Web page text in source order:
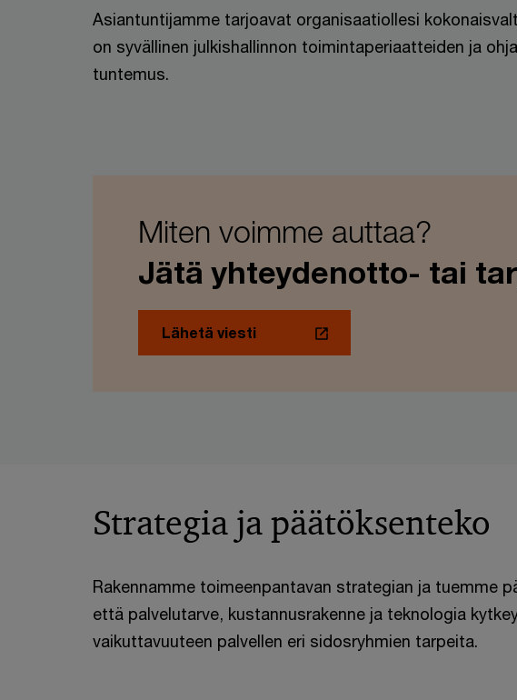
Asiantuntijamme tarjoavat organisaatiollesi
on syvällinen julkishallinnon toimintaperiaatteiden ja
tuntemus.
Miten voimme auttaa?
Jätä yhteydenotto- tai
Lähetä viesti
Strategia ja päätöksenteko
Rakennamme toimeenpantavan strategian ja tuemme
että palvelutarve, kustannusrakenne ja teknologia
vaikuttavuuteen palvellen eri sidosryhmien tarpeita.